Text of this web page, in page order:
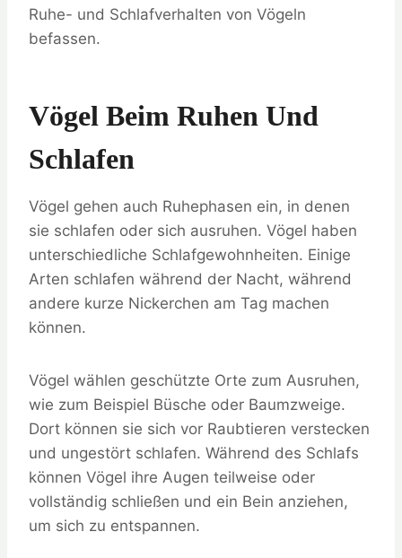
Ruhe- und Schlafverhalten von Vögeln
befassen.
Vögel Beim Ruhen Und
Schlafen
Vögel gehen auch Ruhephasen ein, in denen
sie schlafen oder sich ausruhen. Vögel haben
unterschiedliche Schlafgewohnheiten. Einige
Arten schlafen während der Nacht, während
andere kurze Nickerchen am Tag machen
können.
Vögel wählen geschützte Orte zum Ausruhen,
wie zum Beispiel Büsche oder Baumzweige.
Dort können sie sich vor Raubtieren verstecken
und ungestört schlafen. Während des Schlafs
können Vögel ihre Augen teilweise oder
vollständig schließen und ein Bein anziehen,
um sich zu entspannen.